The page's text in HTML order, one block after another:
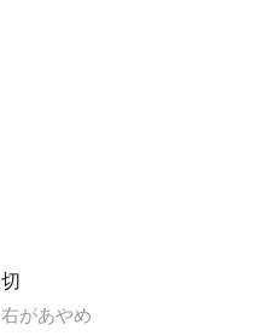
があやめ